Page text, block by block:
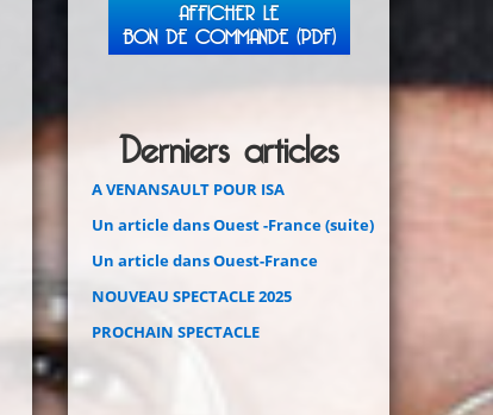
AFFICHER LE
BON DE COMMANDE (PDF)
Derniers articles
A VENANSAULT POUR ISA
Un article dans Ouest -France (suite)
Un article dans Ouest-France
NOUVEAU SPECTACLE 2025
PROCHAIN SPECTACLE